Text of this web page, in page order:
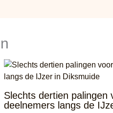
Slechts dertien palingen
deelnemers langs de